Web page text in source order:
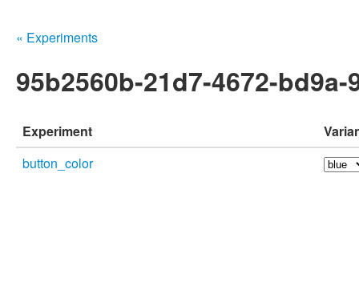
« Experiments
95b2560b-21d7-4672-bd9a-
Experiment
button_color